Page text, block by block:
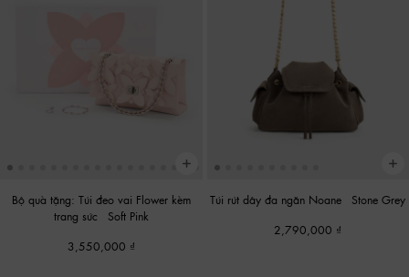
Bộ quà tặng: Túi đeo vai Flower kèm
trang sức
Soft Pink
3,550,000
Túi rút dây đa ngăn Noane
Stone Grey
2,790,000